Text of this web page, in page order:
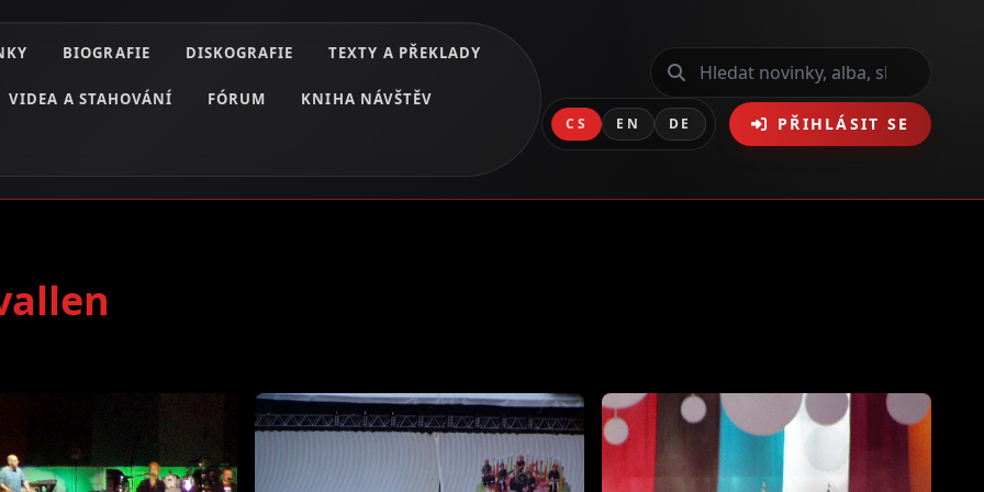
BIOGRAFIE DISKOGRAFIE TEXTY A PŘEKLADY
VIDEA A STAHOVÁNÍ FÓRUM KNIHA NÁVŠTĚV
CS EN DE PŘIHLÁSIT SE